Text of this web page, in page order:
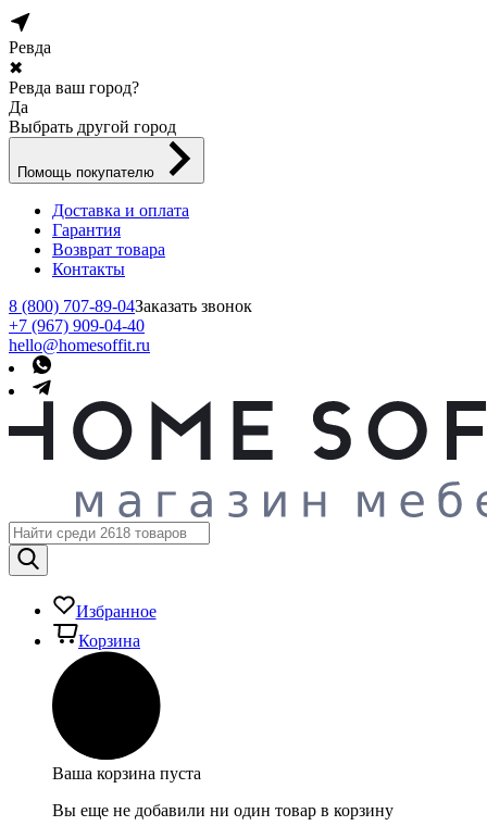
Ревда
✖
Ревда ваш город?
Да
Выбрать другой город
Помощь покупателю
Доставка и оплата
Гарантия
Возврат товара
Контакты
8 (800) 707-89-04Заказать звонок
+7 (967) 909-04-40
hello@homesoffit.ru
Избранное
Корзина
Ваша корзина пуста
Вы еще не добавили ни один товар в корзину